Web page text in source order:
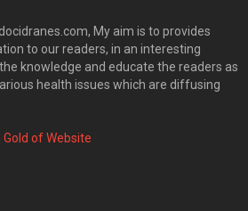
My aim is to provides
to our readers, in an interesting
knowledge and educate the readers as
health issues which are diffusing
Gold of Website